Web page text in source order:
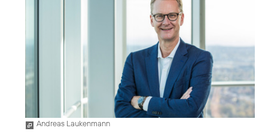
Andreas Laukenmann